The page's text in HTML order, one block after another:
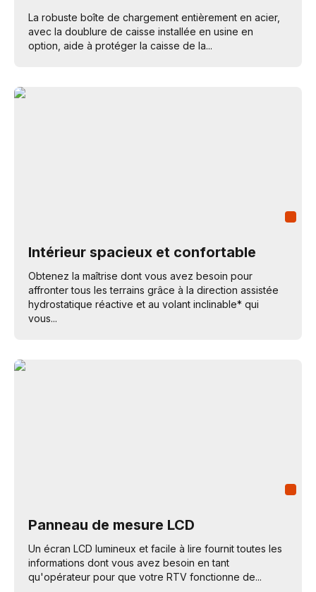
La robuste boîte de chargement entièrement en acier,
avec la doublure de caisse installée en usine en
option, aide à protéger la caisse de la...
Intérieur spacieux et confortable
Obtenez la maîtrise dont vous avez besoin pour
affronter tous les terrains grâce à la direction assistée
hydrostatique réactive et au volant inclinable* qui
vous...
Panneau de mesure LCD
Un écran LCD lumineux et facile à lire fournit toutes les
informations dont vous avez besoin en tant
qu'opérateur pour que votre RTV fonctionne de...